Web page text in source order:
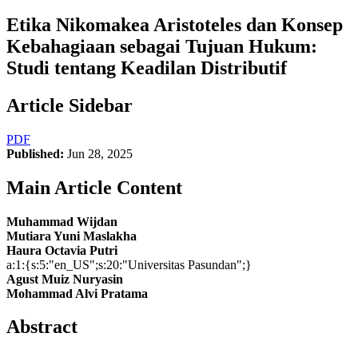
Etika Nikomakea Aristoteles dan Konsep
Kebahagiaan sebagai Tujuan Hukum:
Studi tentang Keadilan Distributif
Article Sidebar
PDF
Published: Jun 28, 2025
Main Article Content
Muhammad Wijdan
Mutiara Yuni Maslakha
Haura Octavia Putri
a:1:{s:5:"en_US";s:20:"Universitas Pasundan";}
Agust Muiz Nuryasin
Mohammad Alvi Pratama
Abstract